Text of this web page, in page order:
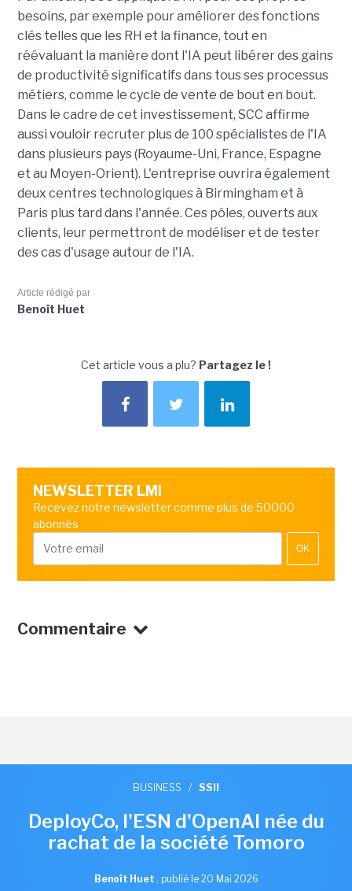
besoins, par exemple pour améliorer des fonctions
clés telles que les RH et la finance, tout en
réévaluant la manière dont l'IA peut libérer des gains
de productivité significatifs dans tous ses processus
métiers, comme le cycle de vente de bout en bout.
Dans le cadre de cet investissement, SCC affirme
aussi vouloir recruter plus de 100 spécialistes de l'IA
dans plusieurs pays (Royaume-Uni, France, Espagne
et au Moyen-Orient). L'entreprise ouvrira également
deux centres technologiques à Birmingham et à
Paris plus tard dans l'année. Ces pôles, ouverts aux
clients, leur permettront de modéliser et de tester
des cas d'usage autour de l'IA.
Article rédigé par
Benoît Huet
Cet article vous a plu? Partagez le !
NEWSLETTER LMI
Recevez notre newsletter comme plus de 50000
abonnés
OK
Commentaire
BUSINESS / SSII
DeployCo, l'ESN d'OpenAI née du
rachat de la société Tomoro
Benoît Huet , publié le 20 Mai 2026